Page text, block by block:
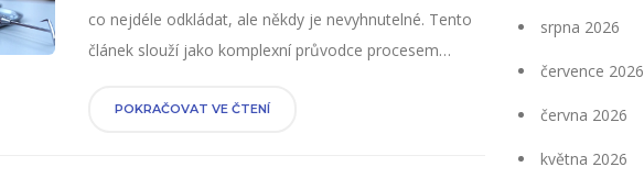
co nejdéle odkládat, ale někdy je nevyhnutelné. Tento
článek slouží jako komplexní průvodce procesem
co dělat po něm. Dozvíte se zajímavé fakty a získáte
POKRAČOVAT VE ČTENÍ
srpna 2026
července 2026
června 2026
května 2026